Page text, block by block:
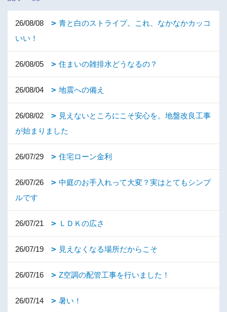
26/08/08
青と白のストライプ。これ、なかなかカッコ
いい！
26/08/05 住まいの雑排水どうなるの？
26/08/04 地震への備え
26/08/02
見えないところにこそ安心を。地盤改良工事
が始まりました
26/07/29 住宅ローン金利
26/07/26
中庭のお手入れって大変？実はとてもシンプ
ルです
26/07/21 ＬＤＫの広さ
26/07/19 見えなくなる場所だからこそ
26/07/16 Z空調の配管工事を行いました！
26/07/14 暑い！